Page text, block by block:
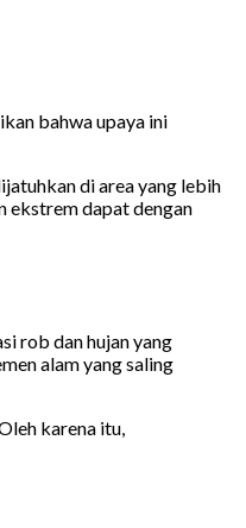
bahwa upaya ini
di area yang lebih
ekstrem dapat dengan
rob dan hujan yang
alam yang saling
karena itu,